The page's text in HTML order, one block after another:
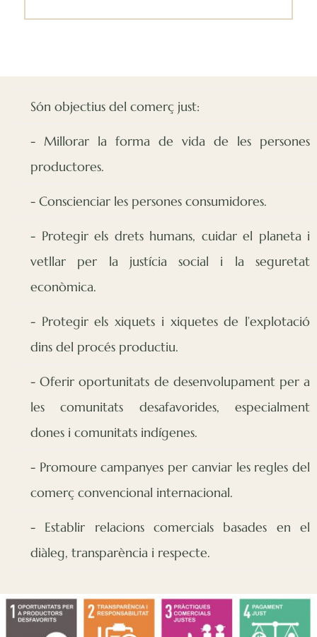
Són objectius del comerç just:
- Millorar la forma de vida de les persones
productores.
- Conscienciar les persones consumidores.
- Protegir els drets humans, cuidar el planeta i
vetllar per la justícia social i la seguretat
econòmica.
- Protegir els xiquets i xiquetes de l’explotació
dins del procés productiu.
- Oferir oportunitats de desenvolupament per a
les comunitats desafavorides, especialment
dones i comunitats indígenes.
- Promoure campanyes per canviar les regles del
comerç convencional internacional.
- Establir relacions comercials basades en el
diàleg, transparència i respecte.